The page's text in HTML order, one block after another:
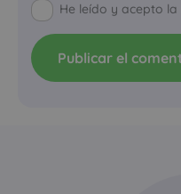
He leído y acepto la